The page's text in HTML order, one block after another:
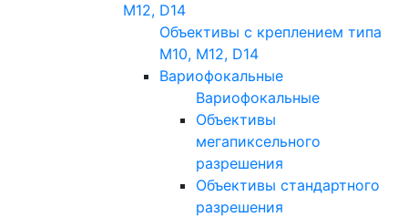
M12, D14
Объективы с креплением типа
M10, M12, D14
Вариофокальные
Вариофокальные
Объективы
мегапиксельного
разрешения
Объективы стандартного
разрешения